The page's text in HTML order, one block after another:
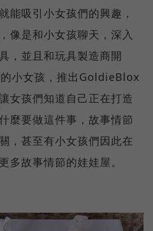
能吸引小女孩們的興趣，
像是和小女孩聊天，深入
，並且和玩具製造商開
小女孩，推出GoldieBlox
女孩們知道自己正在打造
麼要做這件事，故事情節
，甚至有小女孩們因此在
多故事情節的娃娃屋。